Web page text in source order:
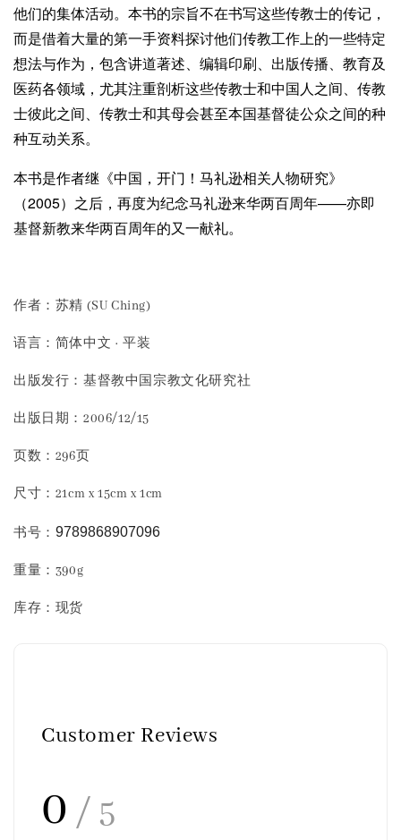
他们的集体活动。本书的宗旨不在书写这些传教士的传记，
而是借着大量的第一手资料探讨他们传教工作上的一些特定
想法与作为，包含讲道著述、编辑印刷、出版传播、教育及
医药各领域，尤其注重剖析这些传教士和中国人之间、传教
士彼此之间、传教士和其母会甚至本国基督徒公众之间的种
种互动关系。
本书是作者继《中国，开门！马礼逊相关人物研究》
（2005）之后，再度为纪念马礼逊来华两百周年——亦即
基督新教来华两百周年的又一献礼。
作者：苏精 (SU Ching)
语言：简体中文 · 平装
出版发行：基督教中国宗教文化研究社
出版日期：2006/12/15
页数：296页
尺寸：21cm x 15cm x 1cm
书号： 9789868907096
重量：390g
库存：现货
Customer Reviews
0 / 5